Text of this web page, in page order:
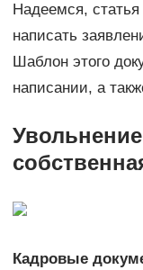
Надеемся,
написать
Шаблон этого
написании, а
Кадровые